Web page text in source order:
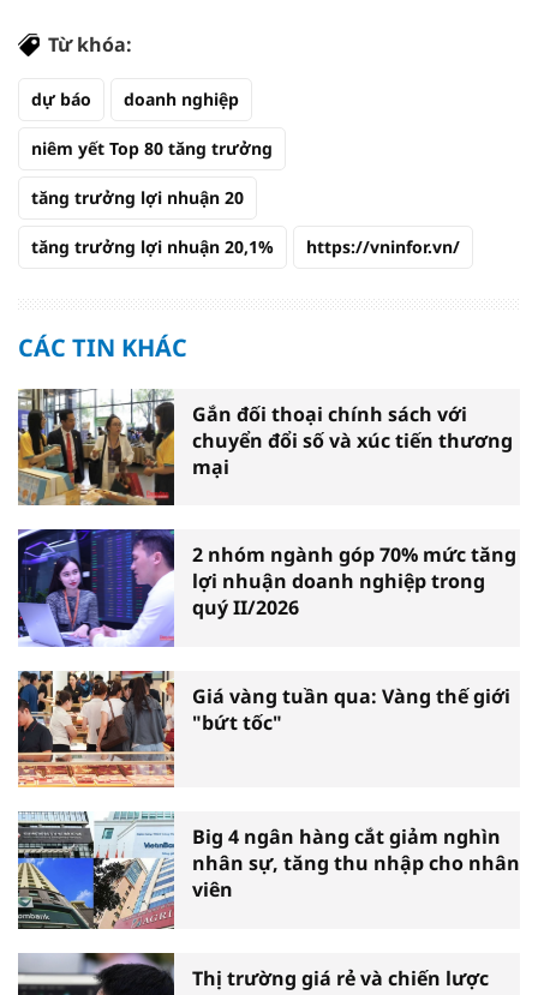
Từ khóa:
dự báo doanh nghiệp
niêm yết Top 80 tăng trưởng
tăng trưởng lợi nhuận 20
tăng trưởng lợi nhuận 20,1% https://vninfor.vn/
CÁC TIN KHÁC
Gắn đối thoại chính sách với
chuyển đổi số và xúc tiến thương
mại
2 nhóm ngành góp 70% mức tăng
lợi nhuận doanh nghiệp trong
quý II/2026
Giá vàng tuần qua: Vàng thế giới
"bứt tốc"
Big 4 ngân hàng cắt giảm nghìn
nhân sự, tăng thu nhập cho nhân
viên
Thị trường giá rẻ và chiến lược